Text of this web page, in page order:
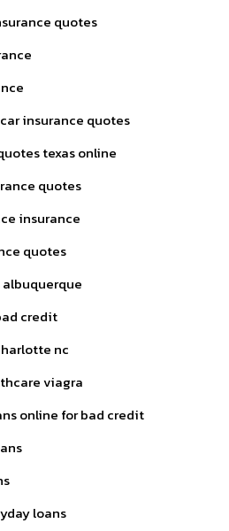
quotes
insurance quotes
texas online
quotes
insurance
quotes
credit
nc
viagra
online for bad credit
loans